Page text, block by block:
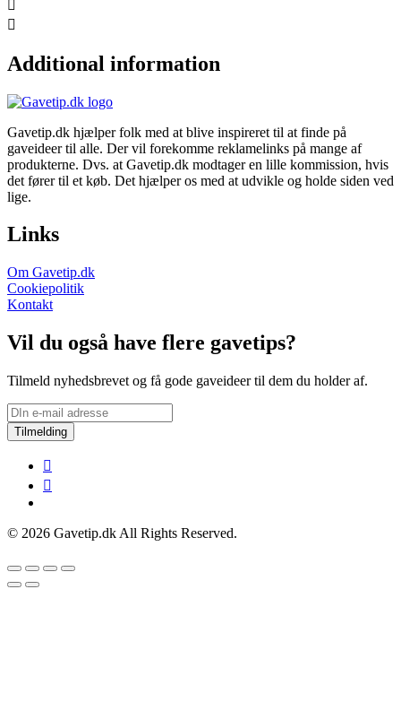
Additional information
Gavetip.dk hjælper folk med at blive inspireret til at finde på
gaveideer til alle. Der vil forekomme reklamelinks på mange af
produkterne. Dvs. at Gavetip.dk modtager en lille kommission, hvis
det fører til et køb. Det hjælper os med at udvikle og holde siden ved
lige.
Links
Om Gavetip.dk
Cookiepolitik
Kontakt
Vil du også have flere gavetips?
Tilmeld nyhedsbrevet og få gode gaveideer til dem du holder af.
Tilmelding
© 2026 Gavetip.dk All Rights Reserved.